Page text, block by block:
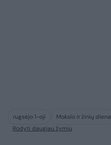
rugsėjo 1-oji Mokslo ir žinių diena
Rodyti daugiau žymių